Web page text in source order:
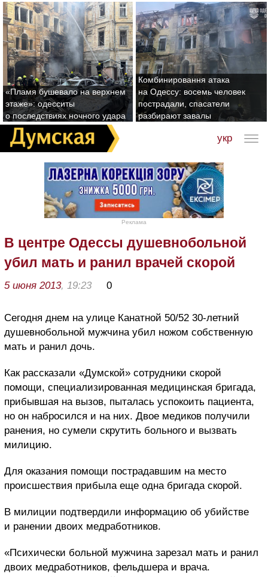
«Пламя бушевало на верхнем
этаже»: одесситы
о последствиях ночного удара
Комбинировання атака
на Одессу: восемь человек
пострадали, спасатели
разбирают завалы
укр
Реклама
В центре Одессы душевнобольной
убил мать и ранил врачей скорой
5 июня 2013, 19:23 0
Сегодня днем на улице Канатной 50/52 30-летний
душевнобольной мужчина убил ножом собственную
мать и ранил дочь.
Как рассказали «Думской» сотрудники скорой
помощи, специализированная медицинская бригада,
прибывшая на вызов, пыталась успокоить пациента,
но он набросился и на них. Двое медиков получили
ранения, но сумели скрутить больного и вызвать
милицию.
Для оказания помощи пострадавшим на место
происшествия прибыла еще одна бригада скорой.
В милиции подтвердили информацию об убийстве
и ранении двоих медработников.
«Психически больной мужчина зарезал мать и ранил
двоих медработников, фельдшера и врача.